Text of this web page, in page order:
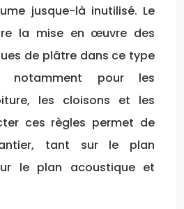
jusque-là inutilisé. Le
la mise en œuvre des
de plâtre dans ce type
notamment pour les
les cloisons et les
ces règles permet de
tant sur le plan
le plan acoustique et